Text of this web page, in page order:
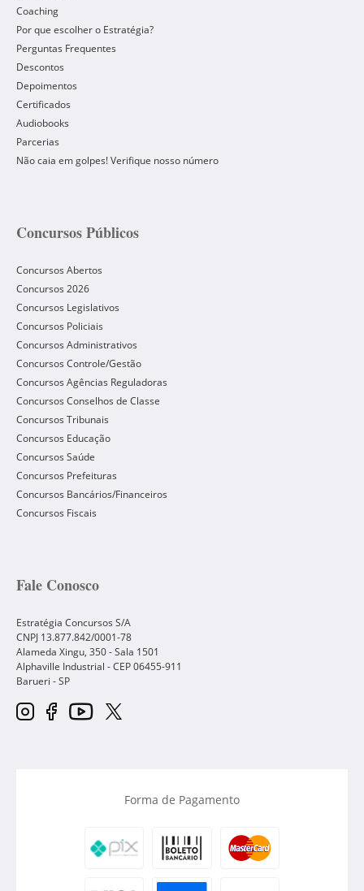
Coaching
Por que escolher o Estratégia?
Perguntas Frequentes
Descontos
Depoimentos
Certificados
Audiobooks
Parcerias
Não caia em golpes! Verifique nosso número
Concursos Públicos
Concursos Abertos
Concursos 2026
Concursos Legislativos
Concursos Policiais
Concursos Administrativos
Concursos Controle/Gestão
Concursos Agências Reguladoras
Concursos Conselhos de Classe
Concursos Tribunais
Concursos Educação
Concursos Saúde
Concursos Prefeituras
Concursos Bancários/Financeiros
Concursos Fiscais
Fale Conosco
Estratégia Concursos S/A
CNPJ 13.877.842/0001-78
Alameda Xingu, 350 - Sala 1501
Alphaville Industrial - CEP06455-911
Barueri -SP
Forma de Pagamento